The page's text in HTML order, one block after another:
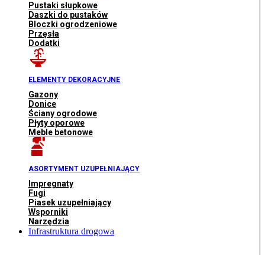
Pustaki słupkowe
Daszki do pustaków
Bloczki ogrodzeniowe
Przęsła
Dodatki
ELEMENTY DEKORACYJNE
Gazony
Donice
Ściany ogrodowe
Płyty oporowe
Meble betonowe
ASORTYMENT UZUPEŁNIAJĄCY
Impregnaty
Fugi
Piasek uzupełniający
Wsporniki
Narzędzia
Infrastruktura drogowa